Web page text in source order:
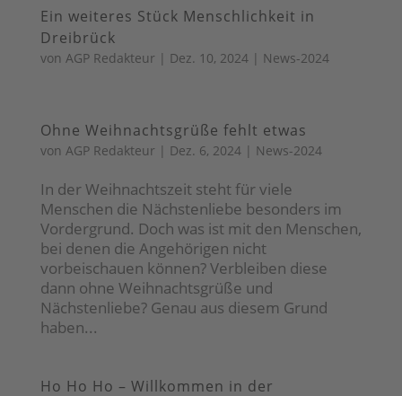
Ein weiteres Stück Menschlichkeit in
Dreibrück
von AGP Redakteur | Dez. 10, 2024| News-2024
Ohne Weihnachtsgrüße fehlt etwas
von AGP Redakteur | Dez. 6, 2024| News-2024
In der Weihnachtszeit steht für viele
Menschen die Nächstenliebe besonders im
Vordergrund. Doch was ist mit den Menschen,
bei denen die Angehörigen nicht
vorbeischauen können? Verbleiben diese
dann ohne Weihnachtsgrüße und
Nächstenliebe? Genau aus diesem Grund
haben...
Ho Ho Ho – Willkommen in der